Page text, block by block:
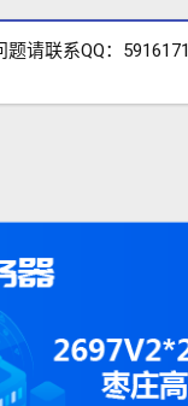
请联系QQ：5916171